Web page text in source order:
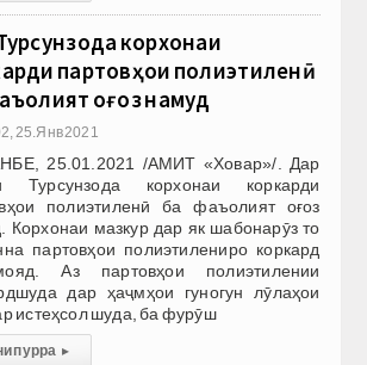
корхонаи
партовҳои полиэтиленӣ
оғоз намуд
25.Янв 2021
25.01.2021 /АМИТ «Ховар»/. Дар
Турсунзода корхонаи коркарди
полиэтиленӣ ба фаъолият оғоз
Корхонаи мазкур дар як шабонарӯз то
партовҳои полиэтилениро коркард
Аз партовҳои полиэтилении
дар ҳаҷмҳои гуногун лӯлаҳои
истеҳсол шуда, ба фурӯш
пурра ▸